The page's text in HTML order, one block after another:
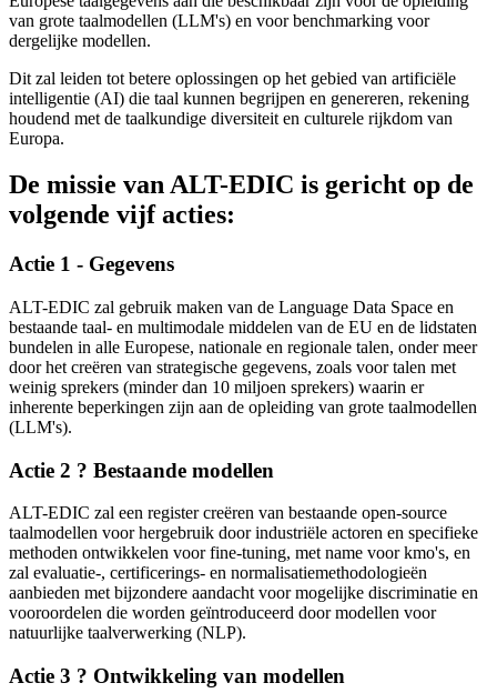
van grote taalmodellen (LLM's) en voor benchmarking voor
dergelijke modellen.
Dit zal leiden tot betere oplossingen op het gebied van artificiële
intelligentie (AI) die taal kunnen begrijpen en genereren, rekening
houdend met de taalkundige diversiteit en culturele rijkdom van
Europa.
De missie van ALT-EDIC is gericht op de
volgende vijf acties:
Actie 1 - Gegevens
ALT-EDIC zal gebruik maken van de Language Data Space en
bestaande taal- en multimodale middelen van de EU en de lidstaten
bundelen in alle Europese, nationale en regionale talen, onder meer
door het creëren van strategische gegevens, zoals voor talen met
weinig sprekers (minder dan 10 miljoen sprekers) waarin er
inherente beperkingen zijn aan de opleiding van grote taalmodellen
(LLM's).
Actie 2 ? Bestaande modellen
ALT-EDIC zal een register creëren van bestaande open-source
taalmodellen voor hergebruik door industriële actoren en specifieke
methoden ontwikkelen voor fine-tuning, met name voor kmo's, en
zal evaluatie-, certificerings- en normalisatiemethodologieën
aanbieden met bijzondere aandacht voor mogelijke discriminatie en
vooroordelen die worden geïntroduceerd door modellen voor
natuurlijke taalverwerking (NLP).
Actie 3 ? Ontwikkeling van modellen